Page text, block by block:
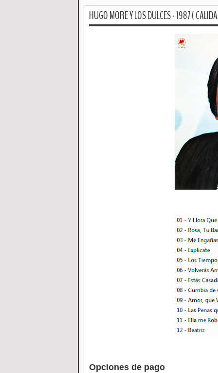
HUGO MORE Y LOS DULCES - 1987 (
Opciones de pago